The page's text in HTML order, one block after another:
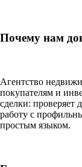
Почему нам
Агентство
покупателям и
сделки: проверяет
работу с
простым языком.